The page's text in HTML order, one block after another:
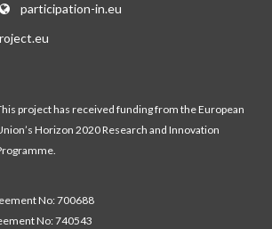
participation-in.eu
project has received funding from the European
Horizon 2020 Research and Innovation
No: 700688
No: 740543